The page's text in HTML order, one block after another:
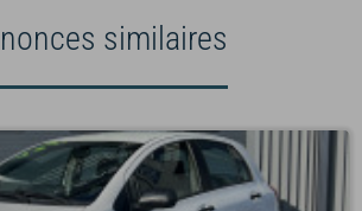
similaires